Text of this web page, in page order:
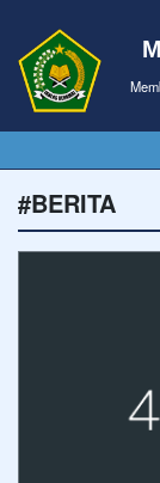
#BERITA